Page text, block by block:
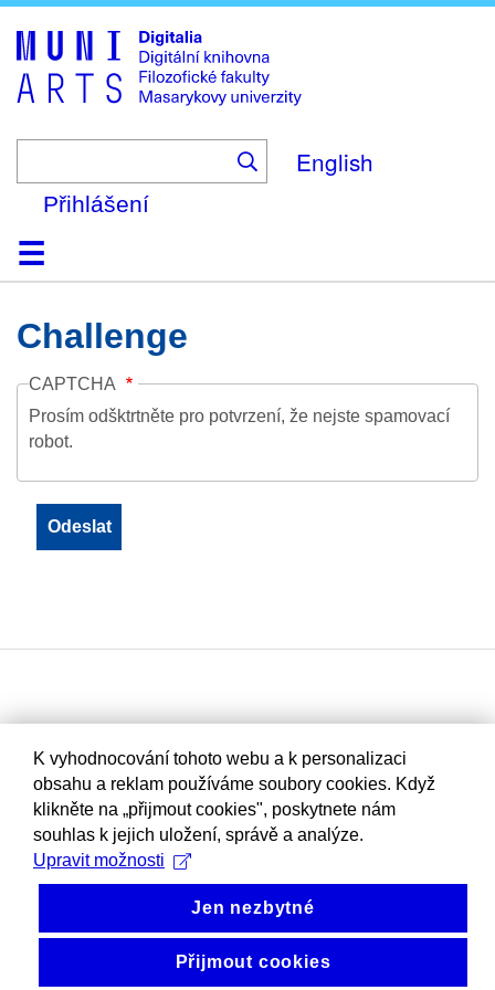
to
main
content
English
Přihlášení
DomůKolekce
Prohlížení
Vyhledávání
O platformě
Nápověda
KontaktDigitalia
Challenge
CAPTCHA
Prosím odšktrtněte pro potvrzení, že nejste spamovací
robot.
K vyhodnocování tohoto webu a k personalizaci
obsahu a reklam používáme soubory cookies. Když
klikněte na „přijmout cookies", poskytnete nám
souhlas k jejich uložení, správě a analýze.
Upravit možnosti
Jen nezbytné
Přijmout cookies